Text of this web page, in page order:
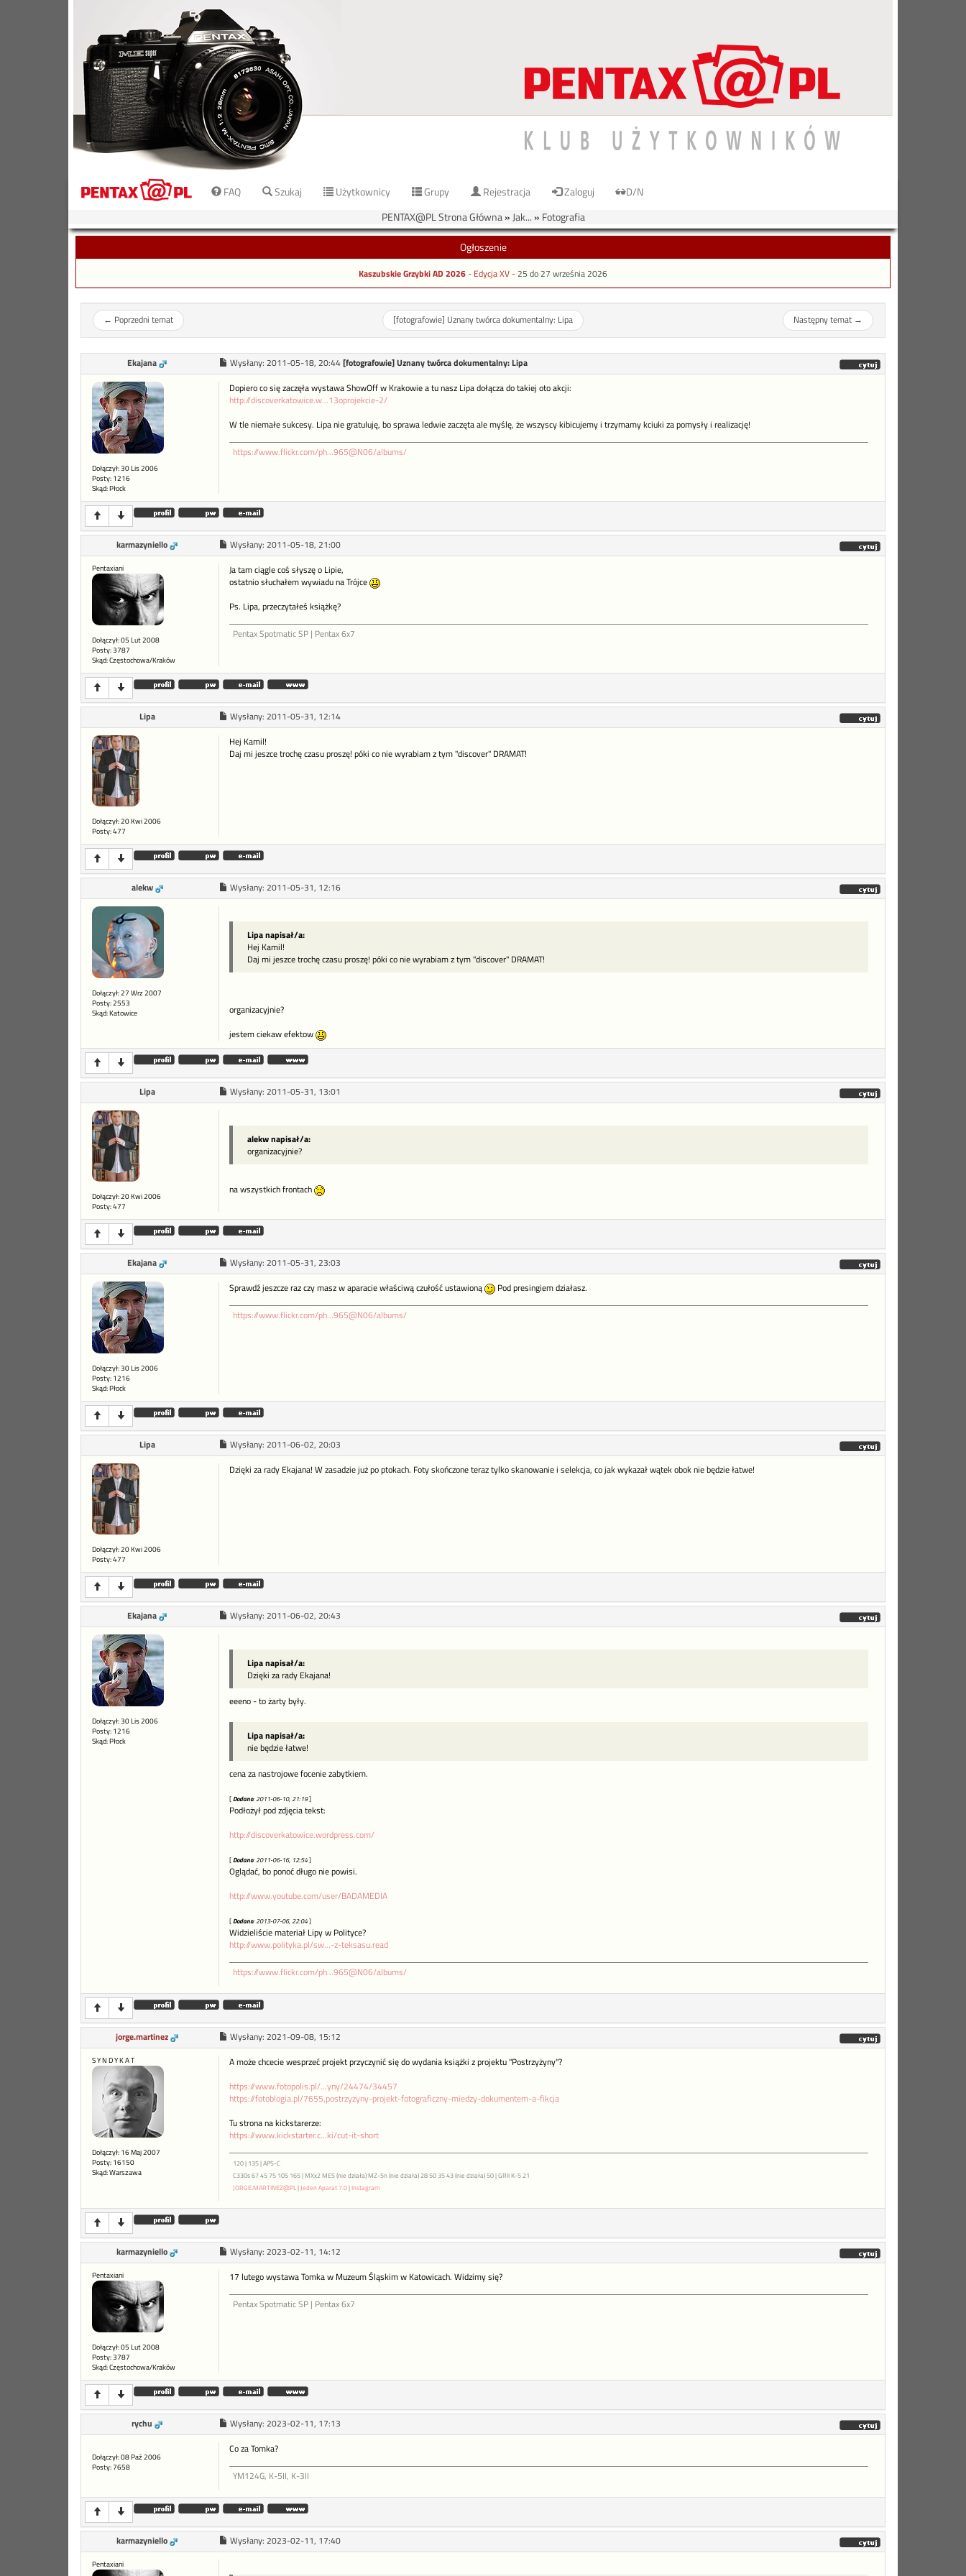
FAQ Szukaj Użytkownicy Grupy Rejestracja Zaloguj
D/N
PENTAX@PL Strona Główna» Jak... » Fotografia
Ogłoszenie
Kaszubskie Grzybki AD 2026- Edycja XV -25 do 27 września 2026
← Poprzedni temat [fotografowie] Uznany twórca dokumentalny: Lipa Następny temat→
Ekajana Wysłany: 2011-05-18, 20:44 [fotografowie] Uznany twórca dokumentalny: Lipa
Dołączył: 30 Lis 2006
Posty: 1216
Skąd: Płock
Dopiero co się zaczęła wystawa ShowOff w Krakowie a tu nasz Lipa dołącza do takiej oto akcji:
http://discoverkatowice.w...13oprojekcie-2/
W tle niemałe sukcesy. Lipa nie gratuluję, bo sprawa ledwie zaczęta ale myślę, że wszyscy kibicujemy i trzymamy kciuki za pomysły i realizację!
https://www.flickr.com/ph...965@N06/albums/
karmazyniello Wysłany: 2011-05-18, 21:00
Pentaxiani
Dołączył: 05 Lut 2008
Posty: 3787
Skąd: Częstochowa/Kraków
Ja tam ciągle coś słyszę o Lipie,
ostatnio słuchałem wywiadu na Trójce
Ps. Lipa, przeczytałeś książkę?
Pentax Spotmatic SP | Pentax 6x7
Lipa Wysłany: 2011-05-31, 12:14
Dołączył: 20 Kwi 2006
Posty: 477
Hej Kamil!
Daj mi jeszce trochę czasu proszę! póki co nie wyrabiam z tym "discover" DRAMAT!
alekw Wysłany: 2011-05-31, 12:16
Dołączył: 27 Wrz 2007
Posty: 2553
Skąd: Katowice
Lipa napisał/a:
Hej Kamil!
Daj mi jeszce trochę czasu proszę! póki co nie wyrabiam z tym "discover" DRAMAT!
organizacyjnie?
jestem ciekaw efektow
Lipa Wysłany: 2011-05-31, 13:01
Dołączył: 20 Kwi 2006
Posty: 477
alekw napisał/a:
organizacyjnie?
na wszystkich frontach
Ekajana Wysłany: 2011-05-31, 23:03
Dołączył: 30 Lis 2006
Posty: 1216
Skąd: Płock
Sprawdź jeszcze raz czy masz w aparacie właściwą czułość ustawioną Pod presingiem działasz.
https://www.flickr.com/ph...965@N06/albums/
Lipa Wysłany: 2011-06-02, 20:03
Dołączył: 20 Kwi 2006
Posty: 477
Dzięki za rady Ekajana! W zasadzie już po ptokach. Foty skończone teraz tylko skanowanie i selekcja, co jak wykazał wątek obok nie będzie łatwe!
Ekajana Wysłany: 2011-06-02, 20:43
Dołączył: 30 Lis 2006
Posty: 1216
Skąd: Płock
Lipa napisał/a:
Dzięki za rady Ekajana!
eeeno - to żarty były.
Lipa napisał/a:
nie będzie łatwe!
cena za nastrojowe focenie zabytkiem.
[Dodano: 2011-06-10, 21:19]
Podłożył pod zdjęcia tekst:
http://discoverkatowice.wordpress.com/
[Dodano: 2011-06-16, 12:54]
Oglądać, bo ponoć długo nie powisi.
http://www.youtube.com/user/BADAMEDIA
[Dodano: 2013-07-06, 22:04]
Widzieliście materiał Lipy w Polityce?
http://www.polityka.pl/sw...-z-teksasu.read
https://www.flickr.com/ph...965@N06/albums/
jorge.martinez Wysłany: 2021-09-08, 15:12
S Y N D Y K A T
Dołączył: 16 Maj 2007
Posty: 16150
Skąd: Warszawa
A może chcecie wesprzeć projekt przyczynić się do wydania książki z projektu "Postrzyżyny"?
https://www.fotopolis.pl/...yny/24474/34457
https://fotoblogia.pl/7655,postrzyzyny-projekt-fotograficzny-miedzy-dokumentem-a-fikcja
Tu strona na kickstarerze:
https://www.kickstarter.c...ki/cut-it-short
120 | 135 | APS-C
C330s 67 45 75 105 165 | MXx2 MES (nie działa) MZ-5n (nie działa) 28 50 35 43 (nie działa) 50 | GRII K-5 21
JORGE.MARTINEZ@PL| Jeden Aparat 7.0|Instagram
karmazyniello Wysłany: 2023-02-11, 14:12
Pentaxiani
Dołączył: 05 Lut 2008
Posty: 3787
Skąd: Częstochowa/Kraków
17 lutego wystawa Tomka w Muzeum Śląskim w Katowicach. Widzimy się?
Pentax Spotmatic SP | Pentax 6x7
rychu Wysłany: 2023-02-11, 17:13
Dołączył: 08 Paź 2006
Posty: 7658
Co za Tomka?
YM124G, K-5II, K-3II
karmazyniello Wysłany: 2023-02-11, 17:40
Pentaxiani